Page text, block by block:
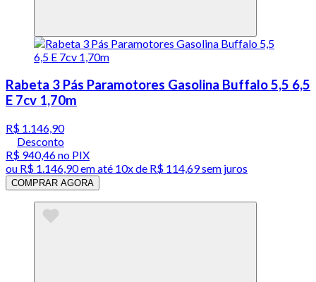
Rabeta 3 Pás Paramotores Gasolina Buffalo 5,5 6,5
E 7cv 1,70m
R$ 1.146,90
Desconto
R$ 940,46no PIX
ou R$ 1.146,90em até 10x de R$ 114,69 sem juros
COMPRAR AGORA